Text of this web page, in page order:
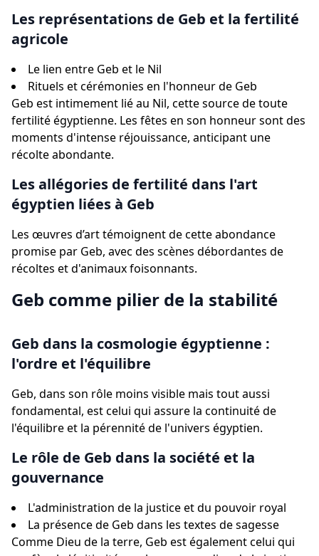
Les représentations de Geb et la fertilité
agricole
Le lien entre Geb et le Nil
Rituels et cérémonies en l'honneur de Geb
Geb est intimement lié au Nil, cette source de toute
fertilité égyptienne. Les fêtes en son honneur sont des
moments d'intense réjouissance, anticipant une
récolte abondante.
Les allégories de fertilité dans l'art
égyptien liées à Geb
Les œuvres d’art témoignent de cette abondance
promise par Geb, avec des scènes débordantes de
récoltes et d'animaux foisonnants.
Geb comme pilier de la stabilité
Geb dans la cosmologie égyptienne :
l'ordre et l'équilibre
Geb, dans son rôle moins visible mais tout aussi
fondamental, est celui qui assure la continuité de
l'équilibre et la pérennité de l'univers égyptien.
Le rôle de Geb dans la société et la
gouvernance
L'administration de la justice et du pouvoir royal
La présence de Geb dans les textes de sagesse
Comme Dieu de la terre, Geb est également celui qui